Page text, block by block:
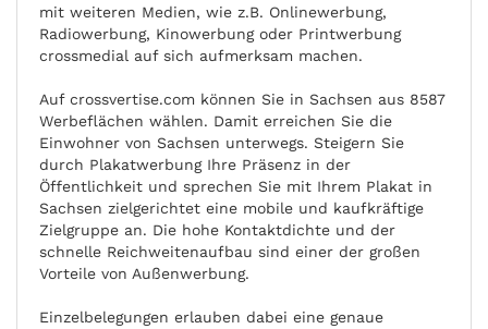
mit weiteren Medien, wie z.B. Onlinewerbung,
Radiowerbung, Kinowerbung oder Printwerbung
crossmedial auf sich aufmerksam machen.
Auf crossvertise.com können Sie in Sachsen aus 8587
Werbeflächen wählen. Damit erreichen Sie die
Einwohner von Sachsen unterwegs. Steigern Sie
durch Plakatwerbung Ihre Präsenz in der
Öffentlichkeit und sprechen Sie mit Ihrem Plakat in
Sachsen zielgerichtet eine mobile und kaufkräftige
Zielgruppe an. Die hohe Kontaktdichte und der
schnelle Reichweitenaufbau sind einer der großen
Vorteile von Außenwerbung.
Einzelbelegungen erlauben dabei eine genaue